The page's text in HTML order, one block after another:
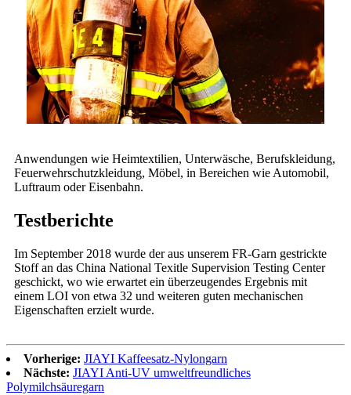
Anwendungen wie Heimtextilien, Unterwäsche, Berufskleidung,
Feuerwehrschutzkleidung, Möbel, in Bereichen wie Automobil,
Luftraum oder Eisenbahn.
Testberichte
Im September 2018 wurde der aus unserem FR-Garn gestrickte
Stoff an das China National Texitle Supervision Testing Center
geschickt, wo wie erwartet ein überzeugendes Ergebnis mit
einem LOI von etwa 32 und weiteren guten mechanischen
Eigenschaften erzielt wurde.
Vorherige: JIAYI Kaffeesatz-Nylongarn
Nächste: JIAYI Anti-UV umweltfreundliches
Polymilchsäuregarn